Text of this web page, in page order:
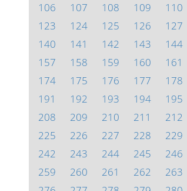
106
107 108 109 110
123
124 125 126 127
140
141 142 143 144
157
158 159 160 161
174
175 176 177 178
191
192 193 194 195
208
209 210 211 212
225
226 227 228 229
242
243 244 245 246
259
260 261 262 263